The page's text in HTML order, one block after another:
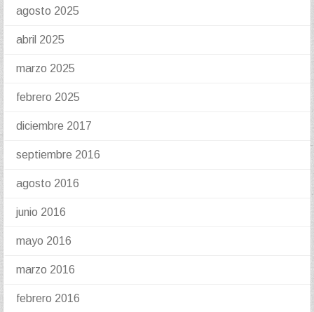
agosto 2025
abril 2025
marzo 2025
febrero 2025
diciembre 2017
septiembre 2016
agosto 2016
junio 2016
mayo 2016
marzo 2016
febrero 2016